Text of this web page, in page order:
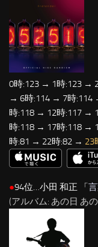
0時:123 → 1時:123 →
→ 6時:114 → 7時:114
時:118 → 12時:117 →
時:118 → 17時:118 →
時:81 → 22時:82 → 23
●94位…小田 和正 「
(アルバム: あの日 あ